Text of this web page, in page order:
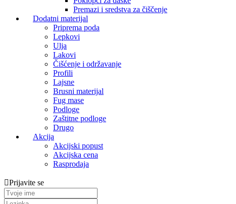
Premazi i sredstva za čiščenje
Dodatni materijal
Priprema poda
Lepkovi
Ulja
Lakovi
Čišćenje i održavanje
Profili
Lajsne
Brusni materijal
Fug mase
Podloge
Zaštitne podloge
Drugo
Akcija
Akcijski popust
Akcijska cena
Rasprodaja
Prijavite se